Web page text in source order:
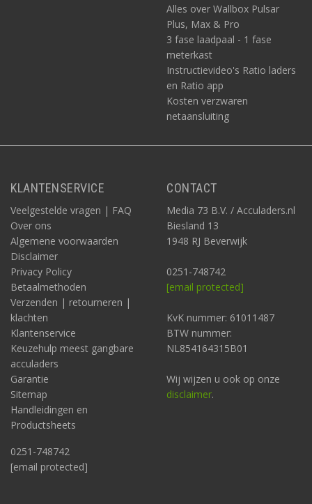
Alles over Wallbox Pulsar
Plus, Max & Pro
3 fase laadpaal - 1 fase
meterkast
Instructievideo's Ratio laders
en Ratio app
Kosten verzwaren
netaansluiting
KLANTENSERVICE
Veelgestelde vragen | FAQ
Over ons
Algemene voorwaarden
Disclaimer
Privacy Policy
Betaalmethoden
Verzenden | retourneren |
klachten
Klantenservice
Keuzehulp meest gangbare
acculaders
Garantie
Sitemap
Handleidingen en
Productsheets
0251-748742
[email protected]
CONTACT
Media 73 B.V. / Acculaders.nl
Biesland 13
1948 RJ Beverwijk
0251-748742
[email protected]
KvK nummer: 61011487
BTW nummer:
NL854164315B01
Wij wijzen u ook op onze
disclaimer.